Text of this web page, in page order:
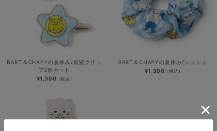
BART＆CHAPYの夏休み/前髪クリッ
プ2個セット
¥1,300 (税込)
BART＆CHAPYの夏休み/シュシュ
¥1,300 (税込)